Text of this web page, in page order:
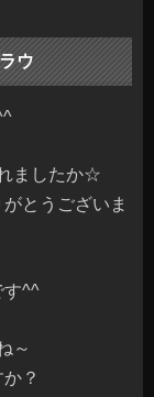
ウ
ましたか☆
とうございま
す^^
～
？